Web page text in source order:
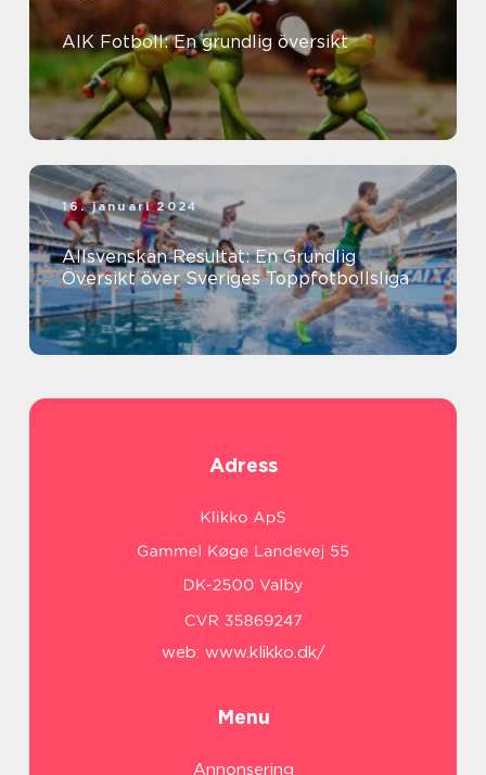
AIK Fotboll: En grundlig översikt
16. januari 2024
Allsvenskan Resultat: En Grundlig
Översikt över Sveriges Toppfotbollsliga
Adress
web: www.klikko.dk/
Menu
Annonsering